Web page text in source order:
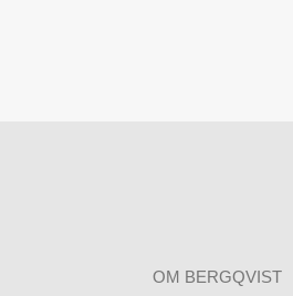
OM BERGQVIST